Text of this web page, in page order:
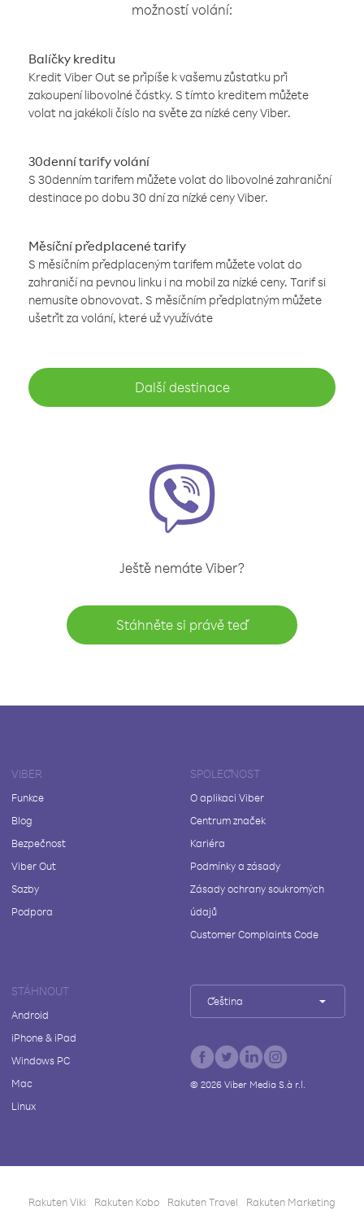
možností volání:
Balíčky kreditu
Kredit Viber Out se připíše k vašemu zůstatku při
zakoupení libovolné částky. S tímto kreditem můžete
volat na jakékoli číslo na světe za nízké ceny Viber.
30denní tarify volání
S 30denním tarifem můžete volat do libovolné zahraniční
destinace po dobu 30 dní za nízké ceny Viber.
Měsíční předplacené tarify
S měsíčním předplaceným tarifem můžete volat do
zahraničí na pevnou linku i na mobil za nízké ceny. Tarif si
nemusíte obnovovat. S měsíčním předplatným můžete
ušetřit za volání, které už využíváte
Další destinace
Ještě nemáte Viber?
Stáhněte si právě teď
VIBER
Funkce
Blog
Bezpečnost
Viber Out
Sazby
Podpora
SPOLEČNOST
O aplikaci Viber
Centrum značek
Kariéra
Podmínky a zásady
Zásady ochrany soukromých
údajů
Customer Complaints Code
STÁHNOUT
Android
iPhone & iPad
Windows PC
Mac
Linux
Čeština
© 2026Viber Media S.à r.l.
Rakuten Viki Rakuten Kobo Rakuten Travel Rakuten Marketing